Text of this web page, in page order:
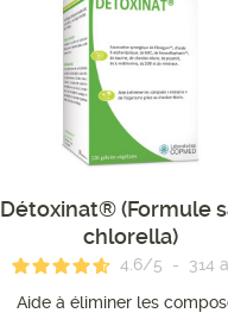
Détoxinat® (Formule
chlorella)
4.6/5 - 314
Aide à éliminer les